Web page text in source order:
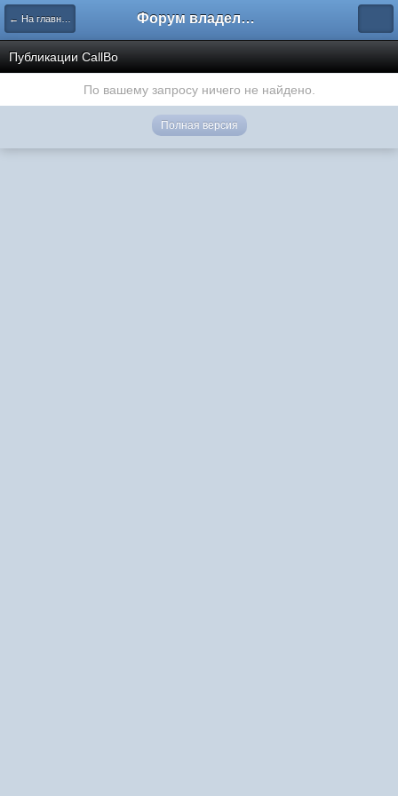
← На главную Форум владельцев интернет-магазинов
Публикации CallBo
По вашему запросу ничего не найдено.
Полная версия